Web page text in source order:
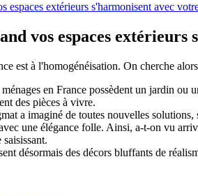
vos espaces
est à l'homogénéisation. On cherche
en France possèdent un jardin ou
des pièces à vivre.
a imaginé de toutes nouvelles
une élégance folle. Ainsi, a-t-on vu
désormais des décors bluffants de